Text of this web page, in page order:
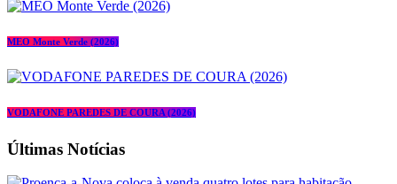
MEO Monte Verde (2026)
VODAFONE PAREDES DE COURA (2026)
Últimas Notícias